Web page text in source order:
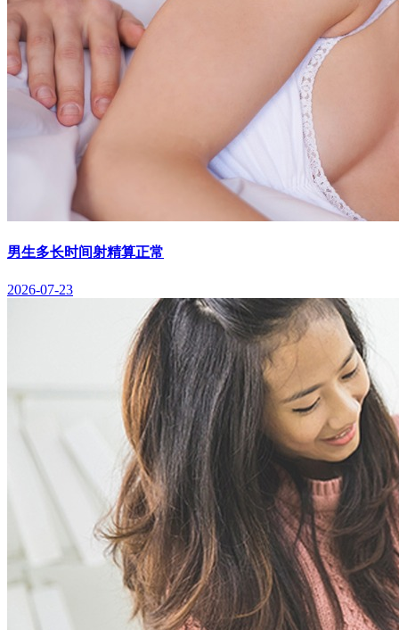
男生多长时间射精算正常
2026-07-23